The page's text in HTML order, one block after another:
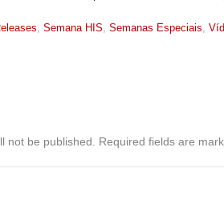
Semana HIS Semanas Especiais
not be published. Required fields are